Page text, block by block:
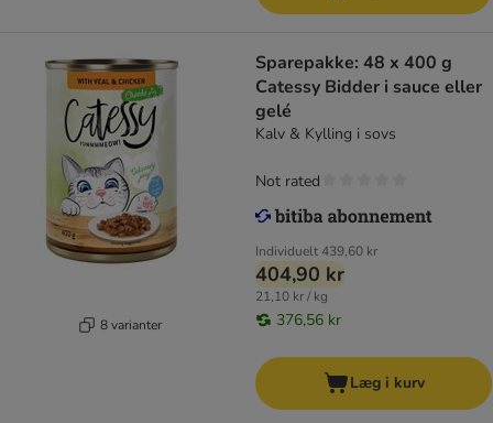
8 varianter
Sparepakke: 48 x 400 g
Catessy Bidder i sauce eller
gelé
Kalv & Kylling i sovs
Individuelt439,60 kr
404,90 kr
21,10 kr / kg
376,56 kr
Not rated
Læg i kurv